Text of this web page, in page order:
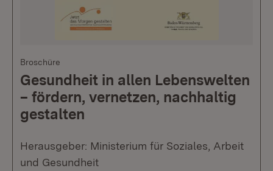
Broschüre
Gesundheit in allen Lebenswelten
– fördern, vernetzen, nachhaltig
gestalten
Herausgeber: Ministerium für Soziales, Arbeit
und Gesundheit